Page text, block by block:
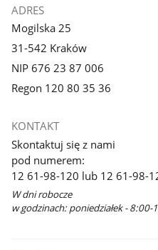
ADRES
Mogilska 25
31-542 Kraków
NIP 676 23 87 006
Regon 120 80 35 36
KONTAKT
Skontaktuj się z nami
pod numerem:
12 61-98-120 lub 12 61-98-
W dni robocze
w godzinach: poniedziałek -